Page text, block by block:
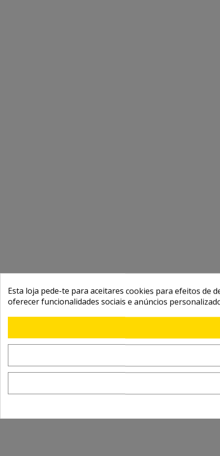
Esta loja pede-te para aceitares cookies para efeitos de
oferecer funcionalidades sociais e anúncios